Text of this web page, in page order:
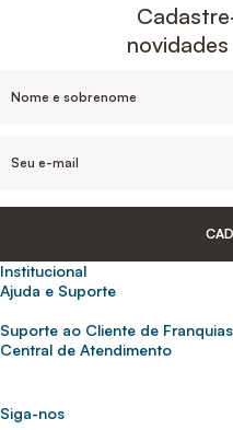
Institucional
Sobre nós
Para empresas
Ajuda e Suporte
Frete e entrega
Política de Privacidade
Suporte ao Cliente de Franquias
2ª Via de Boletos - Crédito ABC
Central de Atendimento
(31) 9 9105-5920
Siga-nos